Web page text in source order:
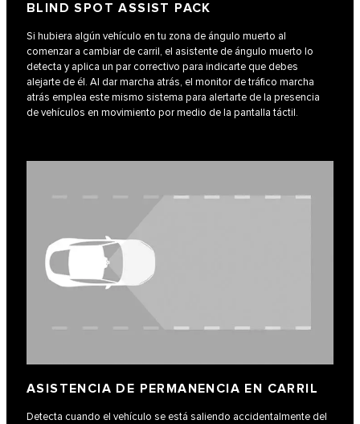
BLIND SPOT ASSIST PACK
Si hubiera algún vehículo en tu zona de ángulo muerto al
comenzar a cambiar de carril, el asistente de ángulo muerto lo
detecta y aplica un par correctivo para indicarte que debes
alejarte de él. Al dar marcha atrás, el monitor de tráfico marcha
atrás emplea este mismo sistema para alertarte de la presencia
de vehículos en movimiento por medio de la pantalla táctil.
ASISTENCIA DE PERMANENCIA EN CARRIL
Detecta cuando el vehículo se está saliendo accidentalmente del